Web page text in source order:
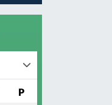
P